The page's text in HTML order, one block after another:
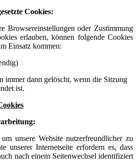
Cookies:
Browsereinstellungen oder Zustimmung
erlauben, können folgende Cookies
Einsatz kommen:
immer dann gelöscht, wenn die Sitzung
ist.
unsere Website nutzerfreundlicher zu
unserer Internetseite erfordern es, dass
nach einem Seitenwechsel identifiziert